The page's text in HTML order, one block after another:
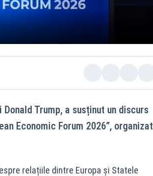
Trump, a susținut un discurs
Economic Forum 2026”, organizat
relațiile dintre Europa și Statele